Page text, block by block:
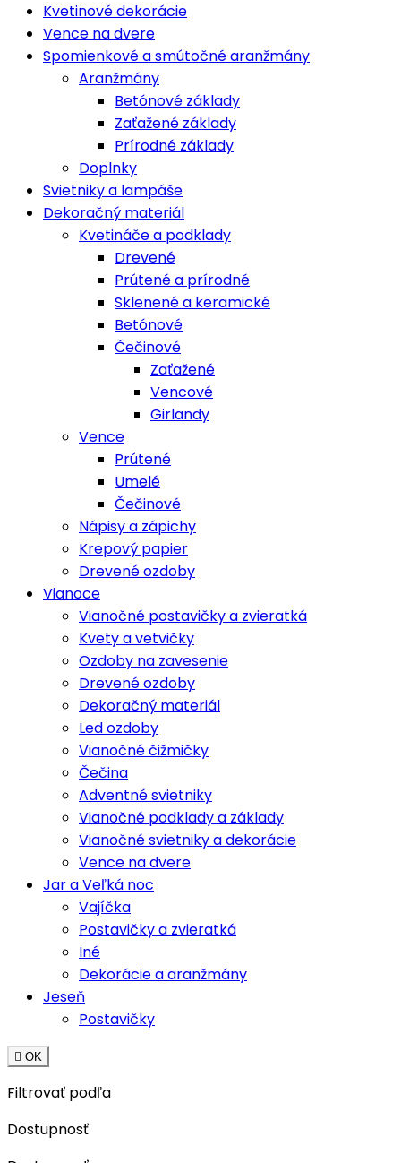
Kvetinové dekorácie
Vence na dvere
Spomienkové a smútočné aranžmány
Aranžmány
Betónové základy
Zaťažené základy
Prírodné základy
Doplnky
Svietniky a lampáše
Dekoračný materiál
Kvetináče a podklady
Drevené
Prútené a prírodné
Sklenené a keramické
Betónové
Čečinové
Zaťažené
Vencové
Girlandy
Vence
Prútené
Umelé
Čečinové
Nápisy a zápichy
Krepový papier
Drevené ozdoby
Vianoce
Vianočné postavičky a zvieratká
Kvety a vetvičky
Ozdoby na zavesenie
Drevené ozdoby
Dekoračný materiál
Led ozdoby
Vianočné čižmičky
Čečina
Adventné svietniky
Vianočné podklady a základy
Vianočné svietniky a dekorácie
Vence na dvere
Jar a Veľká noc
Vajíčka
Postavičky a zvieratká
Iné
Dekorácie a aranžmány
Jeseň
Postavičky
 OK
Filtrovať podľa
Dostupnosť